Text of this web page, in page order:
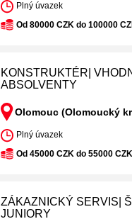
Plný úvazek
Od 80000 CZK do 100000
KONSTRUKTÉR|
ABSOLVENTY
Olomouc (Olomoucký
Plný úvazek
Od 45000 CZK do 55000 CZK
ZÁKAZNICKÝ SERVIS|
JUNIORY